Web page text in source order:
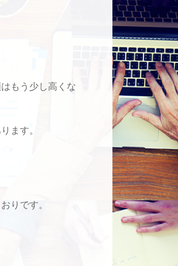
もう少し高くな
ます。
りです。